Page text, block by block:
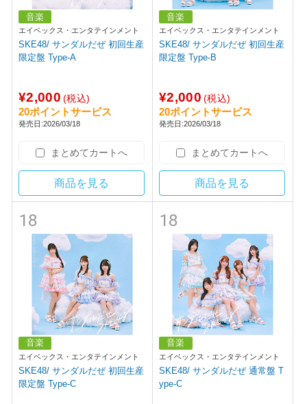
音楽
エイベックス・エンタテインメント
SKE48/ サンダルだぜ 初回生産
限定盤 Type-A
¥2,000 (税込)
20ポイントサービス
発売日:2026/03/18
まとめてカートへ
商品を見る
音楽
エイベックス・エンタテインメント
SKE48/ サンダルだぜ 初回生産
限定盤 Type-B
¥2,000 (税込)
20ポイントサービス
発売日:2026/03/18
まとめてカートへ
商品を見る
18
音楽
エイベックス・エンタテインメント
SKE48/ サンダルだぜ 初回生産
限定盤 Type-C
18
音楽
エイベックス・エンタテインメント
SKE48/ サンダルだぜ 通常盤 T
ype-C